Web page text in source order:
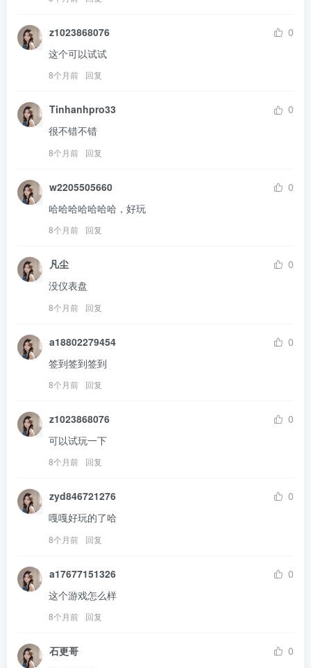
z1023868076
0
这个可以试试
8个月前 回复
Tinhanhpro33
0
很不错不错
8个月前 回复
w2205505660
0
哈哈哈哈哈哈哈，好玩
8个月前 回复
凡尘
0
没仪表盘
8个月前 回复
a18802279454
0
签到签到签到
8个月前 回复
z1023868076
0
可以试玩一下
8个月前 回复
zyd846721276
0
嘎嘎好玩的了哈
8个月前 回复
a17677151326
0
这个游戏怎么样
8个月前 回复
石更哥
0